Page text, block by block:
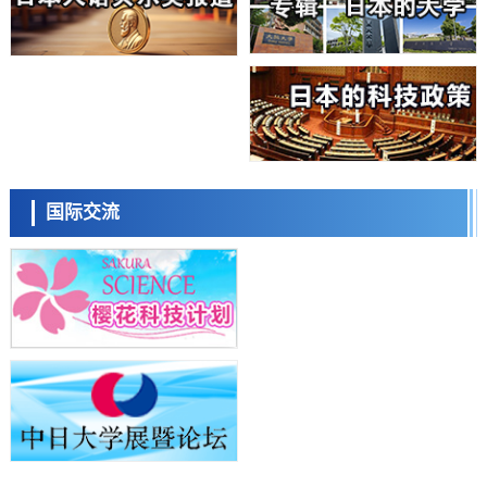
高精度解读
经济・社会
【AI法上篇】如何对“将人生交给AI”保持危机感——中央大学平野晋教
庆应义塾大学阐明脑内“游击手”小胶质细胞包裹保护受损神经细胞的机
制，有望用于开发阿尔茨海默病等疾病疗法
劣化抑制机制，为提升轮胎安全性与耐久性的材料设计开辟道路
科学研究
近畿大学等发现植物染料“日本茜”的红色成分可抑制老化与炎症，有望
科学研究
群马大学开发针对难治性癫痫的新型基因疗法，利用超小型GAD67启动
子抑制发作
科学研究
九州大学揭示夜间眼压升高机制：两种激素波动叠加所致
科学研究
东京都产技研采用新手法开发出可稳定工作至300℃的介电材料，已验
证电容器可在汽车发动机等高温环境下工作
经济・社会
日本生成式AI使用者占比一年内翻倍，但与中美德仍有较大差距
国际交流
流员
小岩井忠道